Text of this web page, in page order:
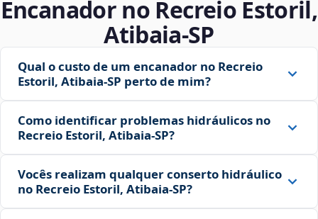
Encanador no Recreio Estoril,
Atibaia‑SP
Qual o custo de um encanador no Recreio
Estoril, Atibaia‑SP perto de mim?
Como identificar problemas hidráulicos no
Recreio Estoril, Atibaia‑SP?
Vocês realizam qualquer conserto hidráulico
no Recreio Estoril, Atibaia‑SP?